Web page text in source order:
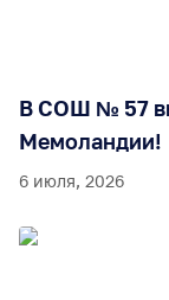
В СОШ № 57
Мемоландии!
6 июля, 2026